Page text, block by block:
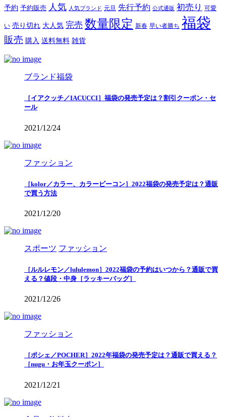
予約 予約販売 人気 人気ブランド 元旦 先行予約 公式通販 初売り 可愛
い 売り切れ 大人気 完売 数量限定 新春 早い者勝ち 福袋
販売 購入 送料無料 雑貨
ブランド福袋
［イアクッチ／IACUCCI］福袋の発売予定は？割引クーポン・セ
ール
2021/12/24
ファッション
［kolor／カラー、カラービーコン］2022福袋の発売予定は？通販
で買う方法
2021/12/20
スポーツ ファッション
［ルルレモン／lululemon］2022福袋の予約はいつから？通販で買
える？値段・中身［ラッキーバッグ］
2021/12/26
ファッション
［ポシェ／POCHER］2022年福袋の発売予定は？通販で買える？
［nugu・お年玉クーポン］
2021/12/21